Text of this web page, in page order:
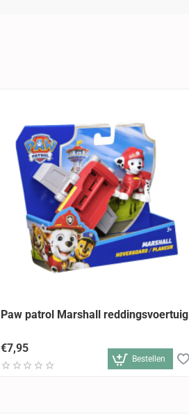
Paw patrol Marshall reddingsvoertuig
€7,95
Bestellen